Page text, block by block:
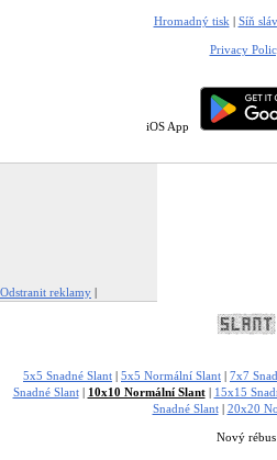
Hromadný tisk | Síň
Privacy
iOS App
Odstranit reklamy |
5x5 Snadné Slant | 5x5 Normální Slant | 7x7
Snadné Slant| 10x10 Normální Slant| 15x15
Snadné Slant| 20x20
Nový rébus